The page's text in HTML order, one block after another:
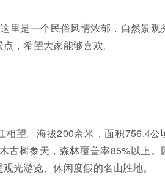
里是一个民俗风情浓郁，自然景观
，希望大家能够喜欢。
望。海拔200余米，面积756.4公
古树参天，森林覆盖率85%以上。
光游览、休闲度假的名山胜地。